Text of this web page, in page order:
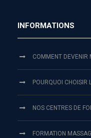
INFORMATIONS
COMMENT DEVENIR
POURQUOI CHOISIR
NOS CENTRES DE
FORMATION